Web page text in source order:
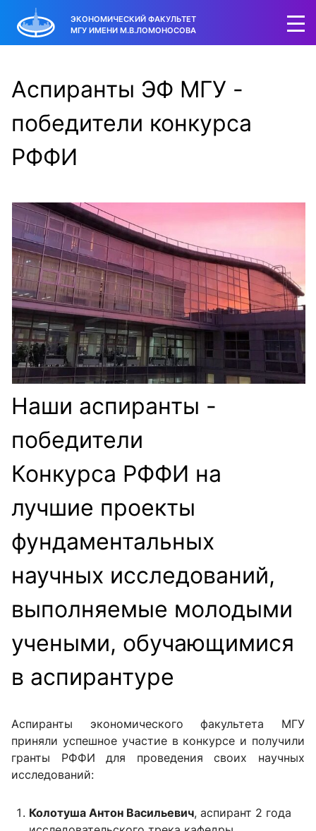
ЭКОНОМИЧЕСКИЙ ФАКУЛЬТЕТ
МГУ ИМЕНИ М.В.ЛОМОНОСОВА
Аспиранты ЭФ МГУ -
победители конкурса
РФФИ
Наши аспиранты -
победители
Конкурса РФФИ на
лучшие проекты
фундаментальных
научных исследований,
выполняемые молодыми
учеными, обучающимися
в аспирантуре
Аспиранты экономического факультета МГУ
приняли успешное участие в конкурсе и получили
гранты РФФИ для проведения своих научных
исследований:
Колотуша Антон Васильевич, аспирант 2 года